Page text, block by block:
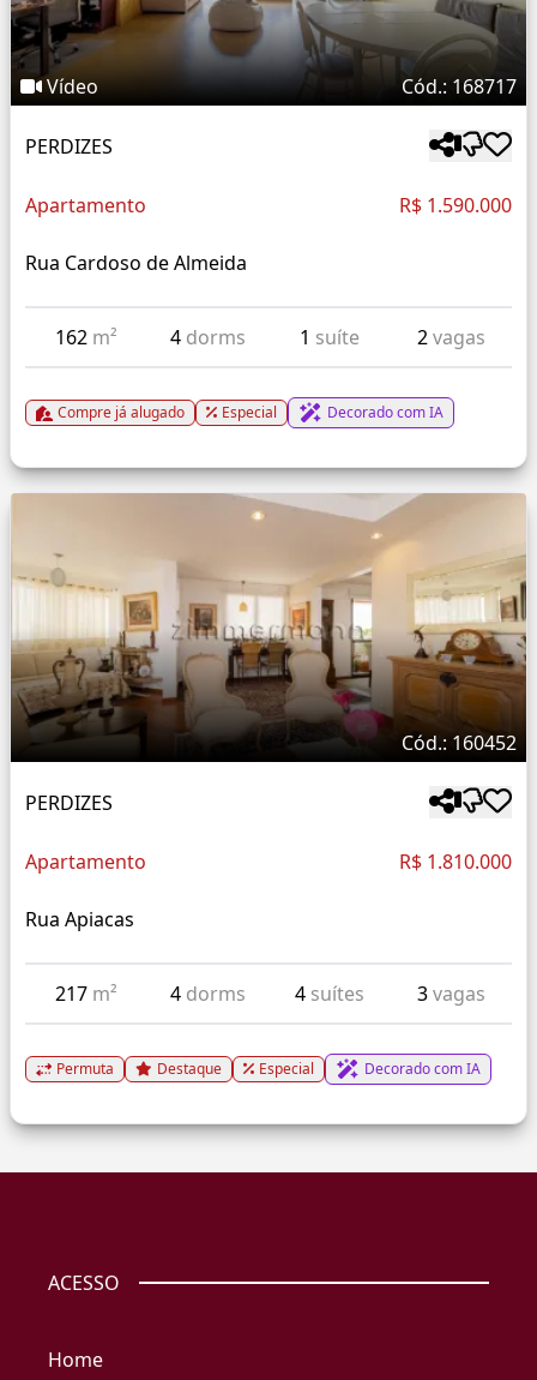
Vídeo Cód.: 168717
PERDIZES
Apartamento R$ 1.590.000
Rua Cardoso de Almeida
162 m² 4 dorms 1 suíte 2vagas
Compre já alugado Especial Decorado com IA
Cód.: 160452
PERDIZES
Apartamento R$ 1.810.000
Rua Apiacas
217 m² 4 dorms 4 suítes 3vagas
Permuta Destaque Especial Decorado com IA
ACESSO
Home